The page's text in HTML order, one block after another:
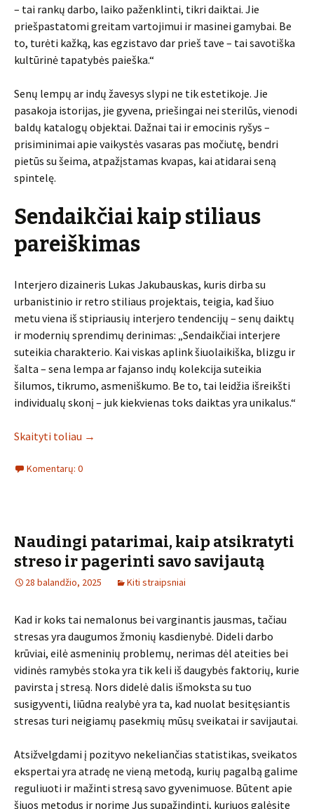
– tai rankų darbo, laiko paženklinti, tikri daiktai. Jie
priešpastatomi greitam vartojimui ir masinei gamybai. Be
to, turėti kažką, kas egzistavo dar prieš tave – tai savotiška
kultūrinė tapatybės paieška.“
Senų lempų ar indų žavesys slypi ne tik estetikoje. Jie
pasakoja istorijas, jie gyvena, priešingai nei sterilūs, vienodi
baldų katalogų objektai. Dažnai tai ir emocinis ryšys –
prisiminimai apie vaikystės vasaras pas močiutę, bendri
pietūs su šeima, atpažįstamas kvapas, kai atidarai seną
spintelę.
Sendaikčiai kaip stiliaus
pareiškimas
Interjero dizaineris Lukas Jakubauskas, kuris dirba su
urbanistinio ir retro stiliaus projektais, teigia, kad šiuo
metu viena iš stipriausių interjero tendencijų – senų daiktų
ir modernių sprendimų derinimas: „Sendaikčiai interjere
suteikia charakterio. Kai viskas aplink šiuolaikiška, blizgu ir
šalta – sena lempa ar fajanso indų kolekcija suteikia
šilumos, tikrumo, asmeniškumo. Be to, tai leidžia išreikšti
individualų skonį – juk kiekvienas toks daiktas yra unikalus.“
Skaityti toliau →
Komentarų: 0
Naudingi patarimai, kaip atsikratyti
streso ir pagerinti savo savijautą
28 balandžio, 2025 Kiti straipsniai
Kad ir koks tai nemalonus bei varginantis jausmas, tačiau
stresas yra daugumos žmonių kasdienybė. Dideli darbo
krūviai, eilė asmeninių problemų, nerimas dėl ateities bei
vidinės ramybės stoka yra tik keli iš daugybės faktorių, kurie
pavirsta į stresą. Nors didelė dalis išmoksta su tuo
susigyventi, liūdna realybė yra ta, kad nuolat besitęsiantis
stresas turi neigiamų pasekmių mūsų sveikatai ir savijautai.
Atsižvelgdami į pozityvo nekeliančias statistikas, sveikatos
ekspertai yra atradę ne vieną metodą, kurių pagalbą galime
reguliuoti ir mažinti stresą savo gyvenimuose. Būtent apie
šiuos metodus ir norime Jus supažindinti, kuriuos galėsite